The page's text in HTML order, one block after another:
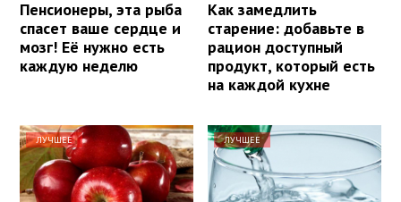
Пенсионеры, эта рыба
спасет ваше сердце и
мозг! Её нужно есть
каждую неделю
Как замедлить
старение: добавьте в
рацион доступный
продукт, который есть
на каждой кухне
ЛУЧШЕЕ ЛУЧШЕЕ